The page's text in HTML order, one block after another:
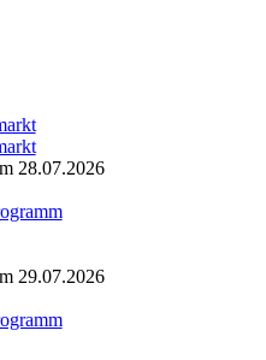
28.07.2026
29.07.2026